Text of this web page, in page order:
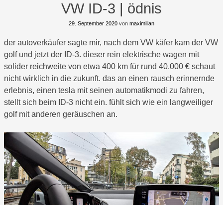
VW ID-3 | ödnis
29. September 2020 von maximilian
der autoverkäufer sagte mir, nach dem VW käfer kam der VW
golf und jetzt der ID-3. dieser rein elektrische wagen mit
solider reichweite von etwa 400 km für rund 40.000 € schaut
nicht wirklich in die zukunft. das an einen rausch erinnernde
erlebnis, einen tesla mit seinen automatikmodi zu fahren,
stellt sich beim ID-3 nicht ein. fühlt sich wie ein langweiliger
golf mit anderen geräuschen an.